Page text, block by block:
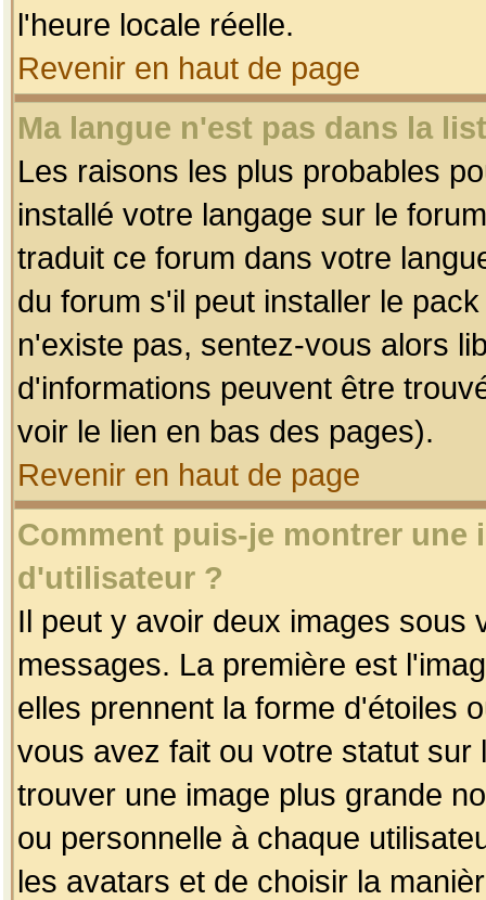
l'heure locale réelle.
Revenir en haut de page
Ma langue n'est pas dans la
Les raisons les plus probables
installé votre langage sur le
traduit ce forum dans votre
du forum s'il peut installer le
n'existe pas, sentez-vous alors
d'informations peuvent être
voir le lien en bas des pages).
Revenir en haut de page
Comment puis-je montrer une
d'utilisateur ?
Il peut y avoir deux images sous
messages. La première est
elles prennent la forme d'étoiles
vous avez fait ou votre statut
trouver une image plus grande
ou personnelle à chaque
les avatars et de choisir la